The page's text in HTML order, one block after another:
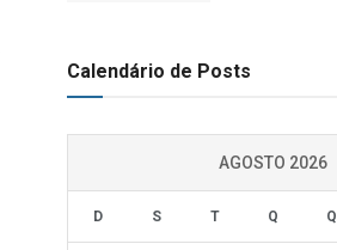
Calendário de Posts
AGOSTO 2026
D S T Q Q